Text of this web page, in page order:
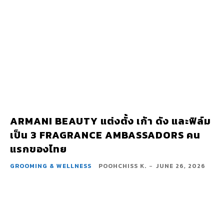
ARMANI BEAUTY แต่งตั้ง เก้า ดัง และฟิล์ม
เป็น 3 FRAGRANCE AMBASSADORS คน
แรกของไทย
GROOMING & WELLNESS POOHCHISS K. - JUNE 26, 2026